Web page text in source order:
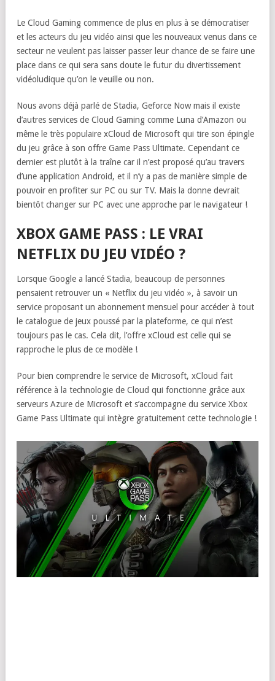
Le Cloud Gaming commence de plus en plus à se démocratiser
et les acteurs du jeu vidéo ainsi que les nouveaux venus dans ce
secteur ne veulent pas laisser passer leur chance de se faire une
place dans ce qui sera sans doute le futur du divertissement
vidéoludique qu’on le veuille ou non.
Nous avons déjà parlé de Stadia, Geforce Now mais il existe
d’autres services de Cloud Gaming comme Luna d’Amazon ou
même le très populaire xCloud de Microsoft qui tire son épingle
du jeu grâce à son offre Game Pass Ultimate. Cependant ce
dernier est plutôt à la traîne car il n’est proposé qu’au travers
d’une application Android, et il n’y a pas de manière simple de
pouvoir en profiter sur PC ou sur TV. Mais la donne devrait
bientôt changer sur PC avec une approche par le navigateur !
XBOX GAME PASS : LE VRAI
NETFLIX DU JEU VIDÉO ?
Lorsque Google a lancé Stadia, beaucoup de personnes
pensaient retrouver un « Netflix du jeu vidéo », à savoir un
service proposant un abonnement mensuel pour accéder à tout
le catalogue de jeux poussé par la plateforme, ce qui n’est
toujours pas le cas. Cela dit, l’offre xCloud est celle qui se
rapproche le plus de ce modèle !
Pour bien comprendre le service de Microsoft, xCloud fait
référence à la technologie de Cloud qui fonctionne grâce aux
serveurs Azure de Microsoft et s’accompagne du service Xbox
Game Pass Ultimate qui intègre gratuitement cette technologie !